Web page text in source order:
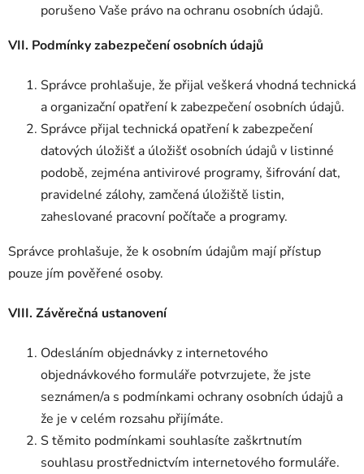
porušeno Vaše právo na ochranu osobních údajů.
VII. Podmínky zabezpečení osobních údajů
Správce prohlašuje, že přijal veškerá vhodná technická
a organizační opatření k zabezpečení osobních údajů.
Správce přijal technická opatření k zabezpečení
datových úložišť a úložišť osobních údajů v listinné
podobě, zejména antivirové programy, šifrování dat,
pravidelné zálohy, zamčená úložiště listin,
zaheslované pracovní počítače a programy.
Správce prohlašuje, že k osobním údajům mají přístup
pouze jím pověřené osoby.
VIII. Závěrečná ustanovení
Odesláním objednávky z internetového
objednávkového formuláře potvrzujete, že jste
seznámen/a s podmínkami ochrany osobních údajů a
že je v celém rozsahu přijímáte.
S těmito podmínkami souhlasíte zaškrtnutím
souhlasu prostřednictvím internetového formuláře.